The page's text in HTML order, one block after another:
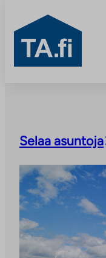
TA.fi
Selaa asuntoja